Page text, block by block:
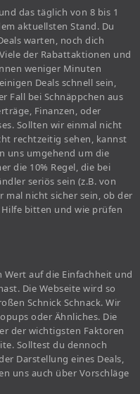
das täglich von 8 bis 1
aktuellsten Stand. Du
warten, noch dich
der Rabattaktionen und
weniger Minuten
Deals schnell sein,
Fall bei Schnäppchen aus
Finanzen, oder
Sollten wir einmal nicht
rechtzeitig sehen, kannst
uns umgehend um die
die 10% Regel, die bei
seriös sein (z.B. von
mal nicht sicher sein, ob der
bitten und wie prüfen
auf die Einfachheit und
Die Webseite wird so
Schnick Schnack. Wir
oder Ähnliches. Die
der wichtigsten Faktoren
Solltest du dennoch
Darstellung eines Deals,
uns auch über Vorschläge